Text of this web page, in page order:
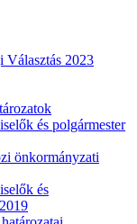
Választás 2023
és polgármester
önkormányzati
és